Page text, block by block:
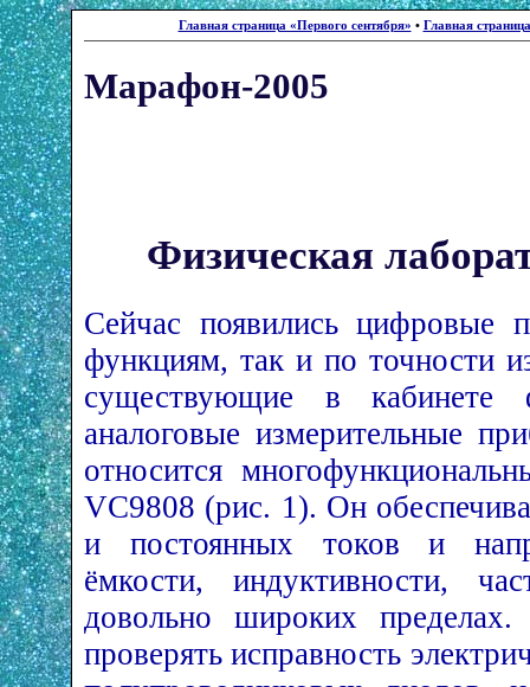
Главная страница «Первого сентября» • Главная
Марафон-2005
Физическая
Сейчас появились цифровые
функциям, так и по точности
существующие в кабинете
аналоговые измерительные
относится
VC9808 (рис. 1). Он
и постоянных токов и
ёмкости, индуктивности,
довольно широких
проверять исправность